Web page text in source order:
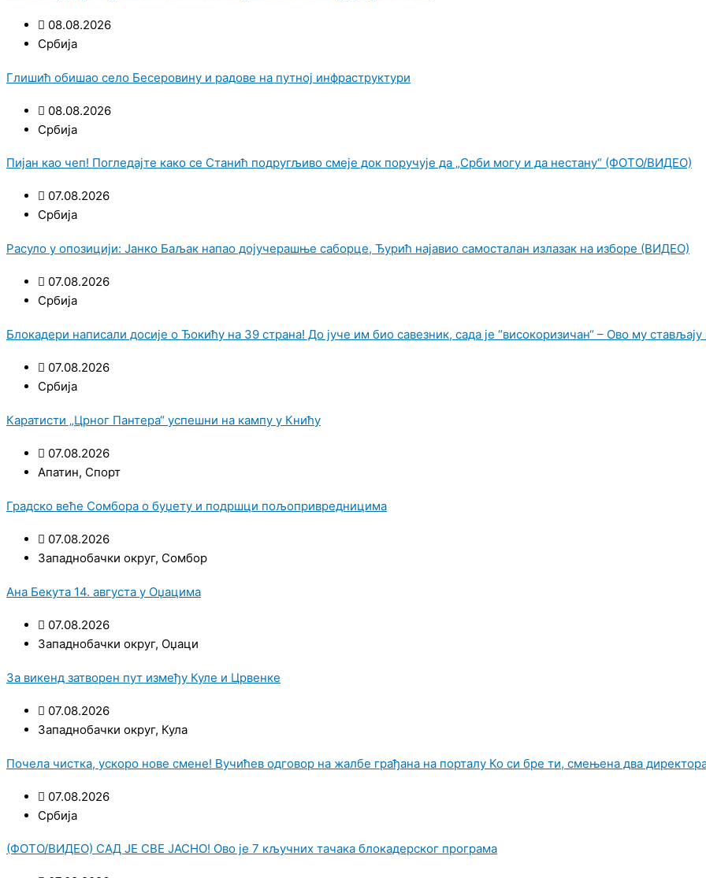
08.08.2026
Србија
Глишић обишао село Бесеровину и радове на путној инфраструктури
08.08.2026
Србија
Пијан као чеп! Погледајте како се Станић подругљиво смеје док поручује да „Срби могу и да нестану“ (ФОТО/ВИДЕО)
07.08.2026
Србија
Расуло у опозицији: Јанко Баљак напао дојучерашње саборце, Ђурић најавио самосталан излазак на изборе (ВИДЕО)
07.08.2026
Србија
Блокадери написали досије о Ђокићу на 39 страна! До јуче им био савезник, сада је “високоризичан“ – Ово му стављају
07.08.2026
Србија
Каратисти „Црног Пантера“ успешни на кампу у Книћу
07.08.2026
Апатин, Спорт
Градско веће Сомбора о буџету и подршци пољопривредницима
07.08.2026
Западнобачки округ, Сомбор
Ана Бекута 14. августа у Оџацима
07.08.2026
Западнобачки округ, Оџаци
За викенд затворен пут између Куле и Црвенке
07.08.2026
Западнобачки округ, Кула
Почела чистка, ускоро нове смене! Вучићев одговор на жалбе грађана на порталу Ко си бре ти, смењена два
07.08.2026
Србија
(ФОТО/ВИДЕО) САД ЈЕ СВЕ ЈАСНО! Ово је 7 кључних тачака блокадерског програма